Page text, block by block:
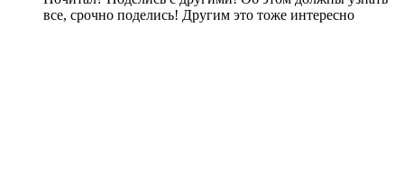
все, срочно поделись! Другим это тоже интересно